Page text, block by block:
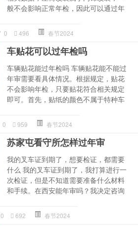
般不会影响正常年检，因此可以通过年
0 496 春节2024
车贴花可以过年检吗
车辆贴花能过年检吗 车辆贴花能不能过
年审需要看具体情况。根据规定，贴花
不会影响年检，只要贴花符合相关规定
即可。首先，贴纸的颜色不属于特种车
0 959 春节2024
苏家屯看守所怎样过年审
我的叉车证到期了，想要检证，都需要
什么 我的叉车证到期了，我打算进行一
次检证，但是不知道需要准备什么材料
和手续。在西安能年审吗？我决定咨询
0 692 春节2024